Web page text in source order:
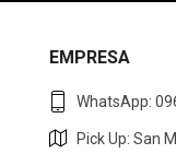
EMPRESA
WhatsApp:
Pick Up: San